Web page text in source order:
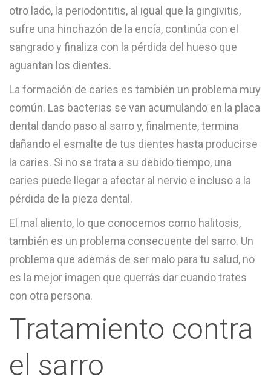
otro lado, la periodontitis, al igual que la gingivitis,
sufre una hinchazón de la encía, continúa con el
sangrado y finaliza con la pérdida del hueso que
aguantan los dientes.
La formación de caries es también un problema muy
común. Las bacterias se van acumulando en la placa
dental dando paso al sarro y, finalmente, termina
dañando el esmalte de tus dientes hasta producirse
la caries. Si no se trata a su debido tiempo, una
caries puede llegar a afectar al nervio e incluso a la
pérdida de la pieza dental.
El mal aliento, lo que conocemos como halitosis,
también es un problema consecuente del sarro. Un
problema que además de ser malo para tu salud, no
es la mejor imagen que querrás dar cuando trates
con otra persona.
Tratamiento contra
el sarro